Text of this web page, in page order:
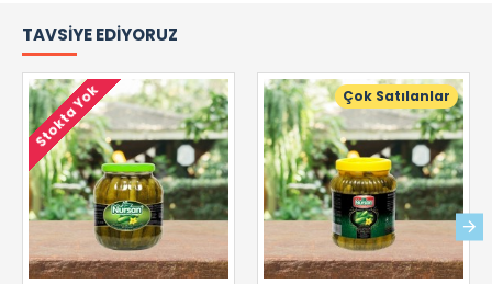
TAVSIYE EDIYORUZ
Stokta Yok Çok Satılanlar